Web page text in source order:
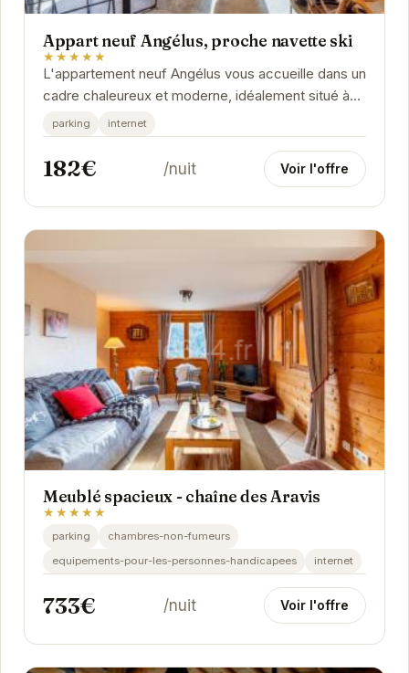
Appart neuf Angélus, proche navette ski
★★★★★
L'appartement neuf Angélus vous accueille dans un
cadre chaleureux et moderne, idéalement situé à
proximité des pistes de ski. Profitez d'un...
parking internet
182€ /nuit Voir l'offre
Meublé spacieux - chaîne des Aravis
★★★★★
parking
chambres-non-fumeurs
equipements-pour-les-personnes-handicapees
internet
733€ /nuit Voir l'offre